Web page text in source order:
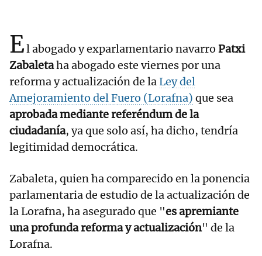
El abogado y exparlamentario navarro Patxi
Zabaletaha abogado este viernes por una
reforma y actualización de laLey del
Amejoramiento del Fuero (Lorafna) que sea
aprobada mediante referéndum de la
ciudadanía, ya que solo así, ha dicho, tendría
legitimidad democrática.
Zabaleta, quien ha comparecido en la ponencia
parlamentaria de estudio de la actualización de
la Lorafna, ha asegurado que "es apremiante
una profunda reforma y actualización" de la
Lorafna.